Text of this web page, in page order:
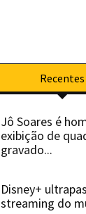
Recentes
Jô Soares é
exibição de
gravado...
Disney+
streaming do